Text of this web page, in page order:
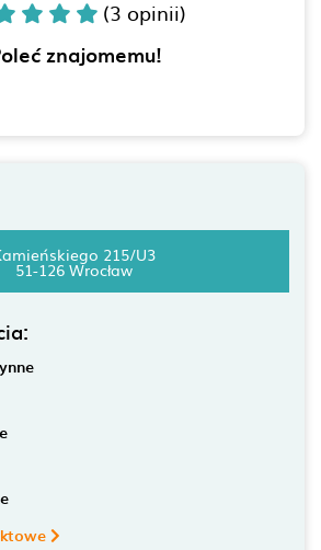
(3 opinii)
znajomemu!
215/U3
51-126 Wrocław